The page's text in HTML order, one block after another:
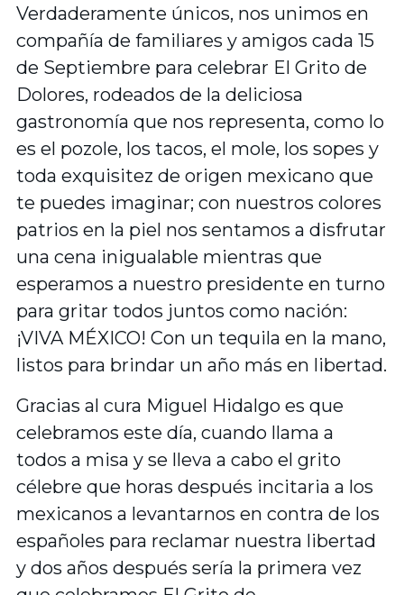
Verdaderamente únicos, nos unimos en
compañía de familiares y amigos cada 15
de Septiembre para celebrar El Grito de
Dolores, rodeados de la deliciosa
gastronomía que nos representa, como lo
es el pozole, los tacos, el mole, los sopes y
toda exquisitez de origen mexicano que
te puedes imaginar; con nuestros colores
patrios en la piel nos sentamos a disfrutar
una cena inigualable mientras que
esperamos a nuestro presidente en turno
para gritar todos juntos como nación:
¡VIVA MÉXICO! Con un tequila en la mano,
listos para brindar un año más en libertad.
Gracias al cura Miguel Hidalgo es que
celebramos este día, cuando llama a
todos a misa y se lleva a cabo el grito
célebre que horas después incitaria a los
mexicanos a levantarnos en contra de los
españoles para reclamar nuestra libertad
y dos años después sería la primera vez